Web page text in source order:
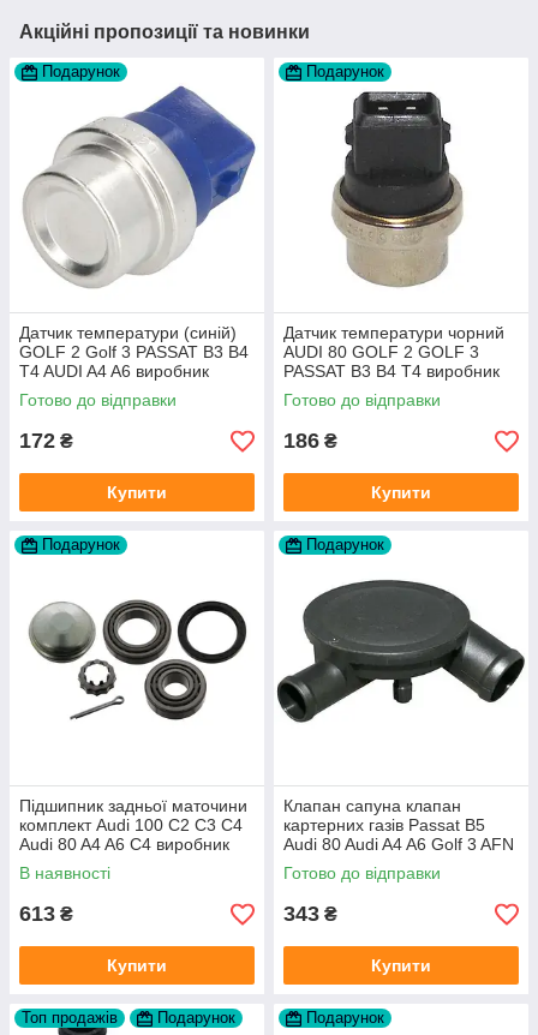
Акційні пропозиції та новинки
Подарунок
Датчик температури (синій)
GOLF 2 Golf 3 PASSAT B3 B4
T4 AUDI A4 A6 виробник
Topran Німеччина
Готово до відправки
172 ₴
Купити
Подарунок
Датчик температури чорний
AUDI 80 GOLF 2 GOLF 3
PASSAT B3 B4 T4 виробник
TOPRAN Німеччина
Готово до відправки
186 ₴
Купити
Подарунок
Підшипник задньої маточини
комплект Audi 100 C2 C3 C4
Audi 80 A4 A6 C4 виробник
FAG
В наявності
613 ₴
Купити
Подарунок
Клапан сапуна клапан
картерних газів Passat B5
Audi 80 Audi A4 A6 Golf 3 AFN
1Y AAZ 1Z AFF AEY AAZ AHB
AHU
Готово до відправки
343 ₴
Купити
Топ продажів Подарунок Подарунок